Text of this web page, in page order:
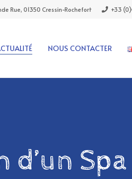
Rue, 01350 Cressin-Rochefort +33
NOUS CONTACTER
Spa